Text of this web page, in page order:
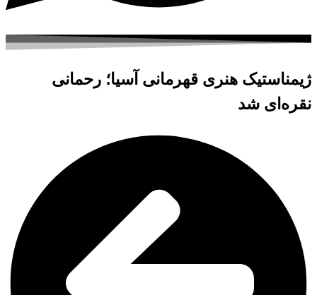
ژیمناستیک هنری قهرمانی آسیا؛ رحمانی
نقره‌ای شد